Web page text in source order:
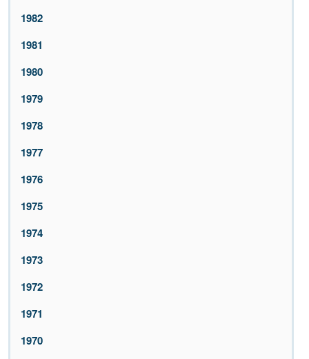
1982
1981
1980
1979
1978
1977
1976
1975
1974
1973
1972
1971
1970